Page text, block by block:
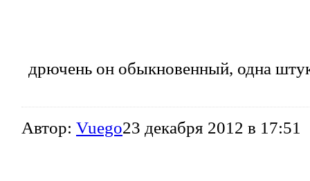
дрючень он обыкновенный, одна
Автор: Vuego23 декабря 2012 в 17:51